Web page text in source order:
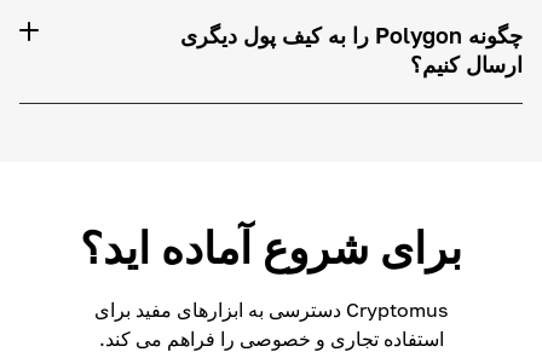
چگونه Polygon را به کیف پول دیگری
ارسال کنیم؟
برای شروع آماده اید؟
Cryptomus دسترسی به ابزارهای مفید برای
استفاده تجاری و خصوصی را فراهم می کند.